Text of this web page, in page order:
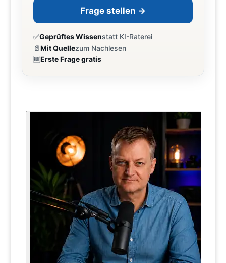
Frage stellen →
✅Geprüftes Wissenstatt KI-Raterei
📄Mit Quellezum Nachlesen
🆓Erste Frage gratis